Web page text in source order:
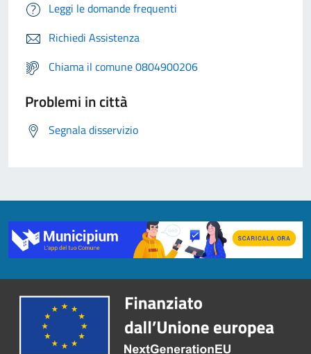
Leggi le domande frequenti
Richiedi Assistenza
Chiama il comune 0804900206
Problemi in città
Segnala disservizio